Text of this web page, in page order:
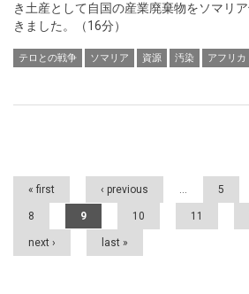
き土産として自国の産業廃棄物をソマリ
きました。（16分）
テロとの戦争 ソマリア 資源 汚染 アフリカ
Pages
« first ‹ previous … 5
8 9 10 11
next › last »